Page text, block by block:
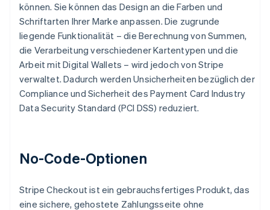
können. Sie können das Design an die Farben und
Schriftarten Ihrer Marke anpassen. Die zugrunde
liegende Funktionalität – die Berechnung von Summen,
die Verarbeitung verschiedener Kartentypen und die
Arbeit mit Digital Wallets – wird jedoch von Stripe
verwaltet. Dadurch werden Unsicherheiten bezüglich der
Compliance und Sicherheit des Payment Card Industry
Data Security Standard (PCI DSS) reduziert.
No-Code-Optionen
Stripe Checkout ist ein gebrauchsfertiges Produkt, das
eine sichere, gehostete Zahlungsseite ohne